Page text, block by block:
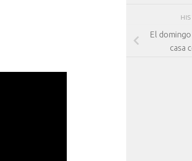
El
casa